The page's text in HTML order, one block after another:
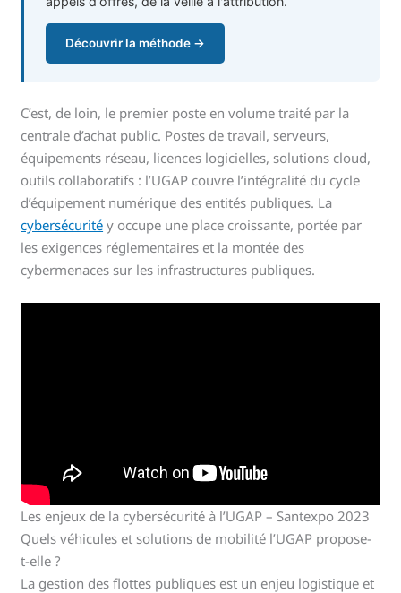
Découvrir la méthode →
C’est, de loin, le premier poste en volume traité par la
centrale d’achat public. Postes de travail, serveurs,
équipements réseau, licences logicielles, solutions cloud,
outils collaboratifs : l’UGAP couvre l’intégralité du cycle
d’équipement numérique des entités publiques. La
cybersécurité y occupe une place croissante, portée par
les exigences réglementaires et la montée des
cybermenaces sur les infrastructures publiques.
Les enjeux de la cybersécurité à l’UGAP – Santexpo 2023
Quels véhicules et solutions de mobilité l’UGAP propose-
t-elle ?
La gestion des flottes publiques est un enjeu logistique et